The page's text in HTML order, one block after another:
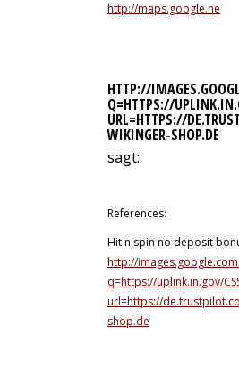
http://maps.google.ne
HTTP://
Q=HTTPS://
URL=HTTPS://
WIKINGER-SHOP.DE
sagt:
References:
Hit n spin no deposit
http://
q=https://uplink.in.gov/
url=https://
shop.de